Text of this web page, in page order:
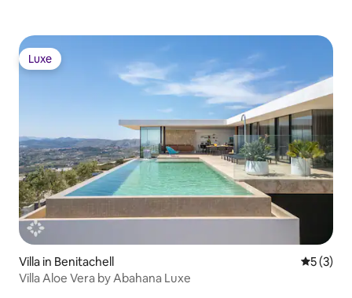
Luxe
Luxe
Villa in Benitachell
5 (3)
Villa Aloe Vera by Abahana Luxe